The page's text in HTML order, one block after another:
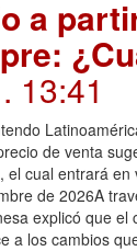
a
. 13:41
de venta
el cual entrará en
de 2026A
explicó que el
a los cambios